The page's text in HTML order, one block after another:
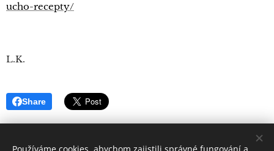
ucho-recepty/
L.K.
Share